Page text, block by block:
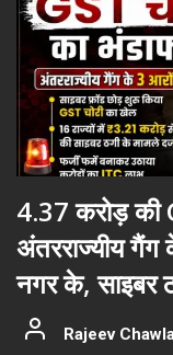
4.37 करोड़ की
अंतरराज्यीय गैंग
नगर के, साइबर
Rajeev